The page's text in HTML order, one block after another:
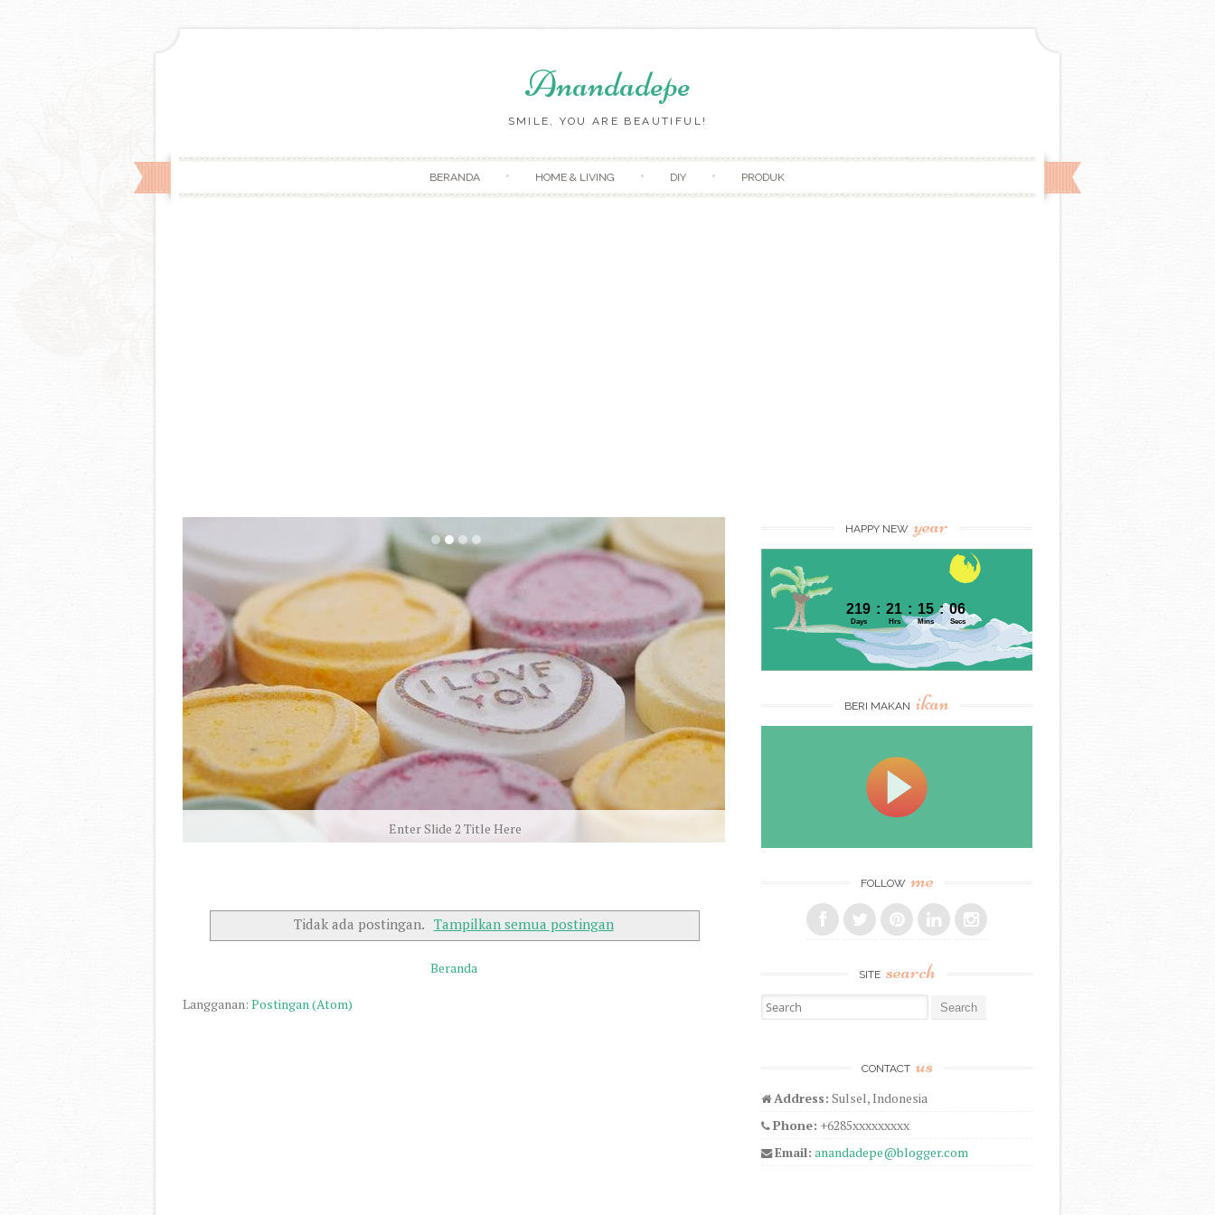
Anandadepe
SMILE, YOU ARE BEAUTIFUL!
BERANDA HOME & LIVING DIY PRODUK
Enter Slide 2 Title Here
Tidak ada postingan. Tampilkan semua postingan
Beranda
Langganan: Postingan (Atom)
HAPPY NEW year
BERI MAKAN ikan
FOLLOW me
SITE search
Search for:
CONTACT us
Address: Sulsel, Indonesia
Phone: +6285xxxxxxxxx
Email: anandadepe@blogger.com